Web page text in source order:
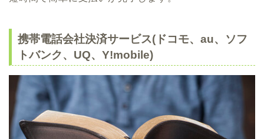
携帯電話会社決済サービス(ドコモ、au、ソフ
トバンク、UQ、Y!mobile)